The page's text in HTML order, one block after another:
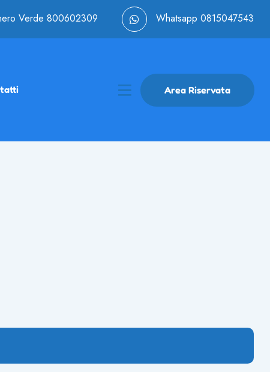
Verde 800602309 Whatsapp 0815047543
Area Riservata